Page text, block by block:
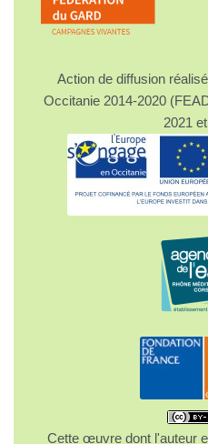
Action de diffusion
Occitanie 2014-2020
2021
Cette œuvre dont l'auteur